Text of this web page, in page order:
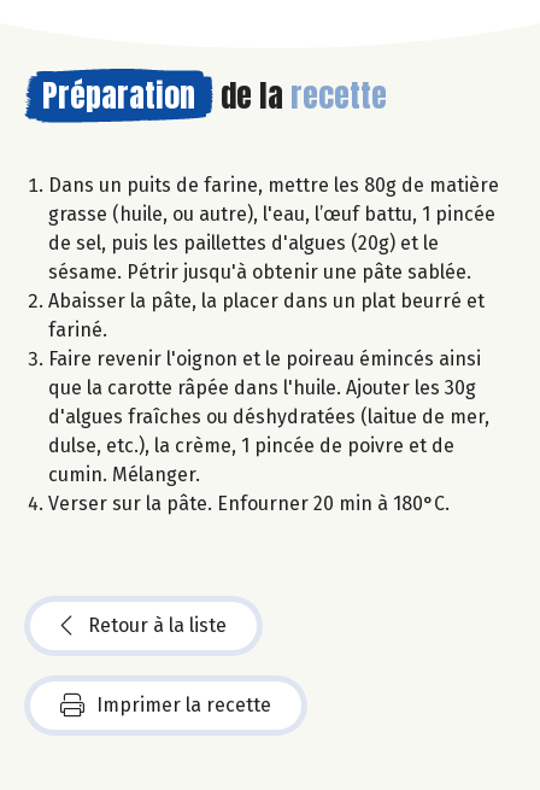
Préparation de la recette
Dans un puits de farine, mettre les 80g de matière
grasse (huile, ou autre), l'eau, l’œuf battu, 1 pincée
de sel, puis les paillettes d'algues (20g) et le
sésame. Pétrir jusqu'à obtenir une pâte sablée.
Abaisser la pâte, la placer dans un plat beurré et
fariné.
Faire revenir l'oignon et le poireau émincés ainsi
que la carotte râpée dans l'huile. Ajouter les 30g
d'algues fraîches ou déshydratées (laitue de mer,
dulse, etc.), la crème, 1 pincée de poivre et de
cumin. Mélanger.
Verser sur la pâte. Enfourner 20 min à 180°C.
Retour à la liste
Imprimer la recette